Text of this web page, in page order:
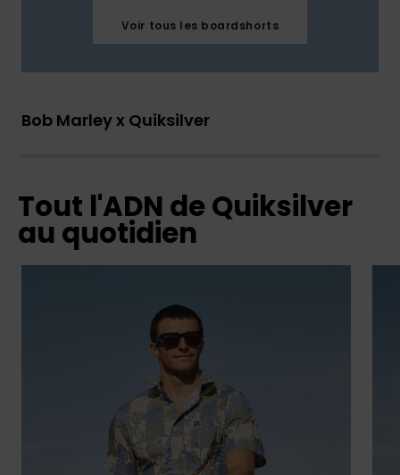
Voir tous les boardshorts
Bob Marley x Quiksilver
Tout l'ADN de Quiksilver
au quotidien